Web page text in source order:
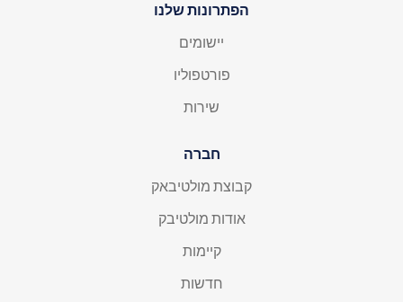
הפתרונות שלנו
יישומים
פורטפוליו
שירות
חברה
קבוצת מולטיבאק
אודות מולטיבק
קיימות
חדשות